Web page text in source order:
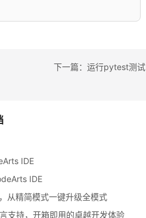
下一篇：运行pytest测试
IDE
IDE
从精简模式一键升级全模式
支持，开箱即用的卓越开发体验